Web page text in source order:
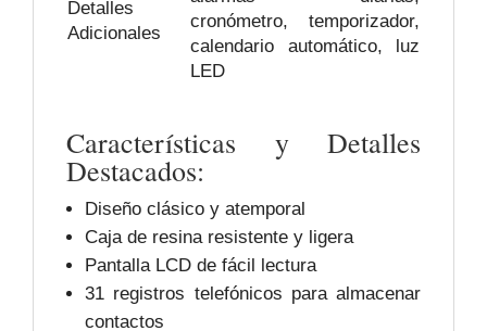
Detalles
Adicionales
cronómetro, temporizador,
calendario automático, luz
LED
Características y Detalles
Destacados:
Diseño clásico y atemporal
Caja de resina resistente y ligera
Pantalla LCD de fácil lectura
31 registros telefónicos para almacenar
contactos